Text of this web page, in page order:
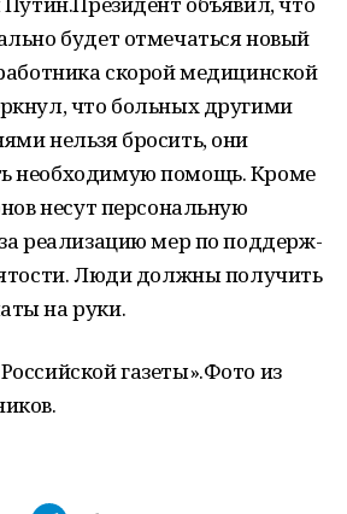
будет отмечаться новый
скорой медицинской
что больных другими
нельзя бросить, они
необходимую помощь. Кроме
несут персональную
за реализацию мер по поддерж-
Люди должны получить
на руки.
газеты».Фото из